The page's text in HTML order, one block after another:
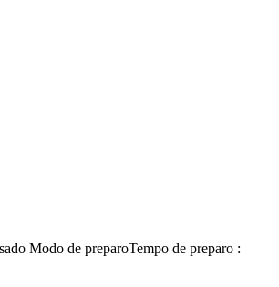
Modo de preparoTempo de preparo :